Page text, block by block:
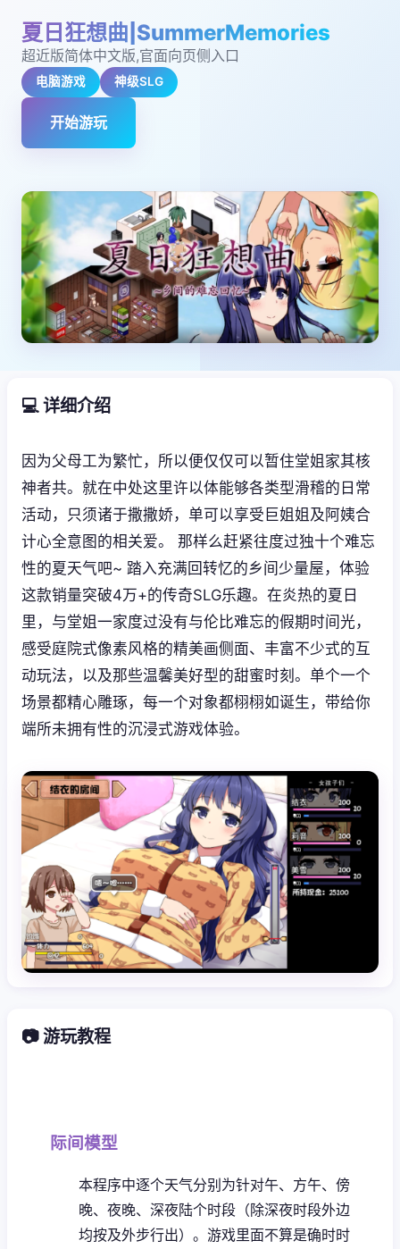
夏日狂想曲|SummerMemories
超近版简体中文版,官面向页侧入口
电脑游戏 神级SLG
开始游玩
💻 详细介绍
因为父母工为繁忙，所以便仅仅可以暂住堂姐家其核
神者共。就在中处这里许以体能够各类型滑稽的日常
活动，只须诸于撒撒娇，单可以享受巨姐姐及阿姨合
计心全意图的相关爱。 那样么赶紧往度过独十个难忘
性的夏天气吧~ 踏入充满回转忆的乡间少量屋，体验
这款销量突破4万+的传奇SLG乐趣。在炎热的夏日
里，与堂姐一家度过没有与伦比难忘的假期时间光，
感受庭院式像素风格的精美画侧面、丰富不少式的互
动玩法，以及那些温馨美好型的甜蜜时刻。单个一个
场景都精心雕琢，每一个对象都栩栩如诞生，带给你
端所未拥有性的沉浸式游戏体验。
📷 游玩教程
际间模型
本程序中逐个天气分别为针对午、方午、傍
晚、夜晚、深夜陆个时段（除深夜时段外边
均按及外步行出）。 游戏里面不算是确时时